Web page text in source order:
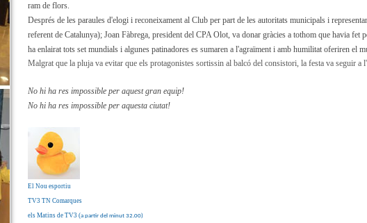
ram de flors.
Després de les paraules d'elogi i reconeixament al Club per part de les autoritats municipals i
referent de Catalunya); Joan Fàbrega, president del CPA Olot, va donar gràcies a tothom que havia
ha enlairat tots set mundials i algunes patinadores es sumaren a l'agraïment i amb humilitat oferiren el
Malgrat que la pluja va evitar que els protagonistes sortissin al balcó del consistori, la festa va seguir
No hi ha res impossible per aquest gran equip!
No hi ha res impossible per aquesta ciutat!
El Nou esportiu
TV3 TN Comarques
els Matins de TV3 (a partir del minut 32.00)